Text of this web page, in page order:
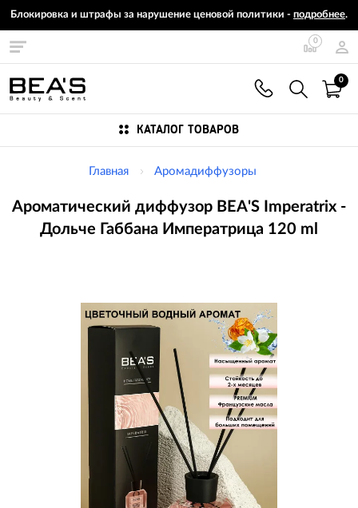
Блокировка и штрафы за нарушение ценовой политики - подробнее.
0
0
КАТАЛОГ ТОВАРОВ
Главная Аромадиффузоры
Ароматический диффузор BEA'S Imperatrix -
Дольче Габбана Императрица 120 ml